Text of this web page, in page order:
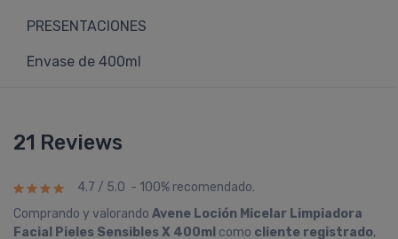
PRESENTACIONES
Envase de 400ml
21 Reviews
4.7 / 5.0 - 100% recomendado.
Comprando y valorando Avene Loción Micelar Limpiadora
Facial Pieles Sensibles X 400ml como cliente registrado,